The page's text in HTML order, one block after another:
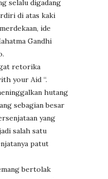
selalu digadang
di atas kaki
ide
Gandhi
retorika
your Aid “.
hutang
sebagian besar
yang
salah satu
patut
bertolak